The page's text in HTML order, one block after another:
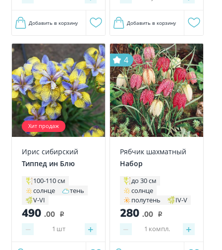
Добавить в корзину Добавить в корзину
Хит продаж
Ирис сибирский
Типпед ин Блю
100-110 см
солнце
тень
V-VI
490 .00 i
− +
1 шт
4
Рябчик шахматный
Набор
до 30 см
солнце
полутень
IV-V
280 .00 i
− +
1 компл.